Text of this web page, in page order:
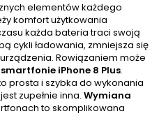
elementów każdego
komfort użytkowania
każda bateria traci swoją
cykli ładowania, zmniejsza się
Rowiązaniem może
iPhone 8 Plus.
prosta i szybka do wykonania
zupełnie inna. Wymiana
to skomplikowana